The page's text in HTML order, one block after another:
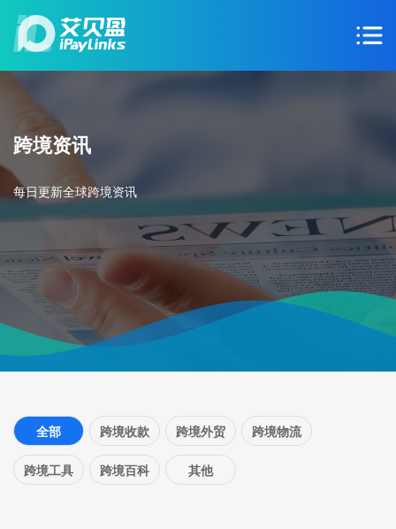
跨境资讯
每日更新全球跨境资讯
全部 跨境收款 跨境外贸 跨境物流
跨境工具 跨境百科 其他